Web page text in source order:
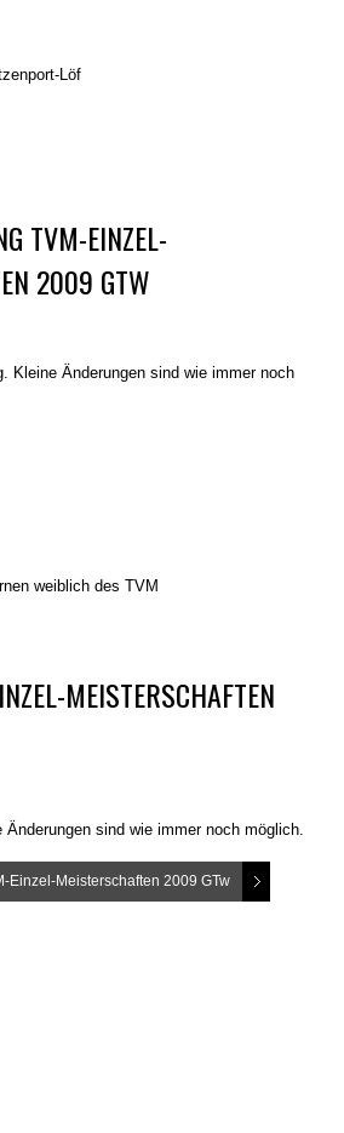
Löf
TVM-EINZEL-
2009 GTW
Kleine Änderungen sind wie immer noch
weiblich des TVM
MEISTERSCHAFTEN
Änderungen sind wie immer noch möglich.
Einzel-Meisterschaften 2009 GTw